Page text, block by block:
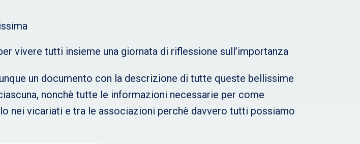
vivere tutti insieme una giornata di riflessione sull’importanza
un documento con la descrizione di tutte queste bellissime
nonchè tutte le informazioni necessarie per come
nei vicariati e tra le associazioni perchè davvero tutti possiamo